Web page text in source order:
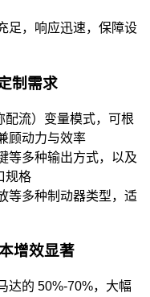
足，响应迅速，保障设
制需求
配流）变量模式，可根
顾动力与效率
等多种输出方式，以及
规格
等多种制动器类型，适
增效显著
达的 50%-70%，大幅